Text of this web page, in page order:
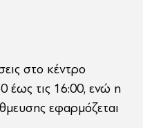
στο κέντρο
έως τις 16:00, ενώ η
εφαρμόζεται